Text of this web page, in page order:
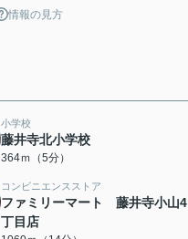
情報の見方
小学校
藤井寺北小学校
364ｍ（5分）
コンビニエンスストア
ファミリーマート 藤井寺小山4
丁目店